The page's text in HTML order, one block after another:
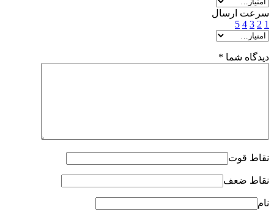
سرعت ارسال
1
2
3
4
5
دیدگاه شما *
نقاط قوت
نقاط ضعف
نام